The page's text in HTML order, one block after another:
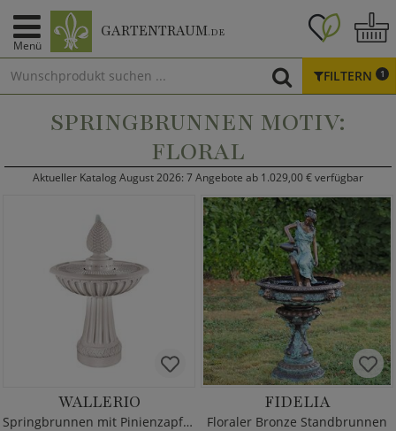
Menü
GARTENTRAUM.DE
FILTERN 1
SPRINGBRUNNEN MOTIV:
FLORAL
Aktueller Katalog August 2026: 7 Angebote ab 1.029,00 € verfügbar
WALLERIO
Springbrunnen mit Pinienzapfen
FIDELIA
Floraler Bronze Standbrunnen